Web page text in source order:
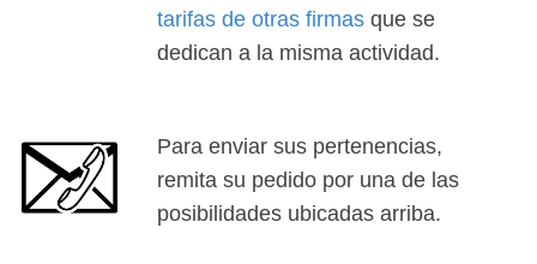
tarifas de otras firmas que se
dedican a la misma actividad.
Para enviar sus pertenencias,
remita su pedido por una de las
posibilidades ubicadas arriba.